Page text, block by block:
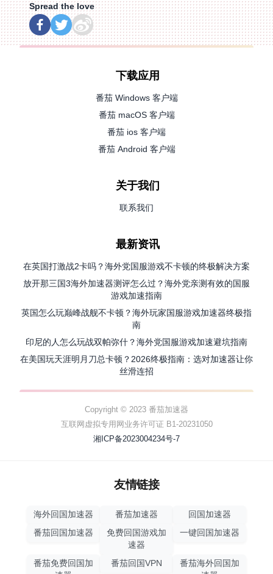
Spread the love
下载应用
番茄 Windows 客户端
番茄 macOS 客户端
番茄 ios 客户端
番茄 Android 客户端
关于我们
联系我们
最新资讯
在英国打激战2卡吗？海外党国服游戏不卡顿的终极解决方案
放开那三国3海外加速器测评怎么过？海外党亲测有效的国服
游戏加速指南
英国怎么玩巅峰战舰不卡顿？海外玩家国服游戏加速器终极指
南
印尼的人怎么玩战双帕弥什？海外党国服游戏加速避坑指南
在美国玩天涯明月刀总卡顿？2026终极指南：选对加速器让你
丝滑连招
Copyright © 2023 番茄加速器
互联网虚拟专用网业务许可证 B1-20231050
湘ICP备2023004234号-7
友情链接
海外回国加速器 番茄加速器
回国加速器
番茄回国加速器
免费回国游戏加
速器
一键回国加速器
番茄免费回国加
番茄回国VPN
番茄海外回国加